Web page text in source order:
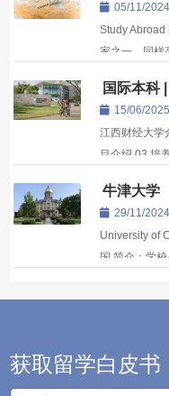
质量位居全球
05/11/2024
Study Abroad
家之一，同样
Choose to
先的教育体系
国际本科
2025年詹
向）
15/06/2025
江西财经大学
目介绍 03 培
学年 在江西
学习 第二学年
牛津大学
29/11/2024
University of
国 简介：学
语世界中第二
获取留学白皮书